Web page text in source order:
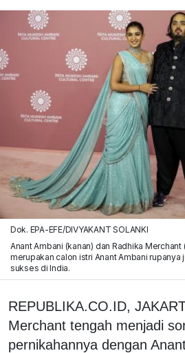
Dok. EPA-EFE/DIVYAKANT SOLANKI
Anant Ambani (kanan) dan Radhika
merupakan calon istri Anant Ambani rupanya
sukses di India.
REPUBLIKA.CO.ID,
Merchant tengah menjadi
pernikahannya dengan